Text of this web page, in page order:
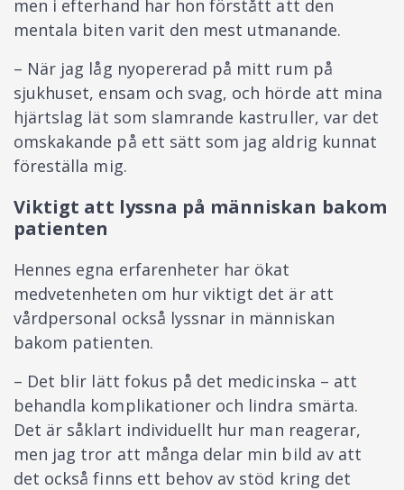
men i efterhand har hon förstått att den
mentala biten varit den mest utmanande.
– När jag låg nyopererad på mitt rum på
sjukhuset, ensam och svag, och hörde att mina
hjärtslag lät som slamrande kastruller, var det
omskakande på ett sätt som jag aldrig kunnat
föreställa mig.
Viktigt att lyssna på människan bakom
patienten
Hennes egna erfarenheter har ökat
medvetenheten om hur viktigt det är att
vårdpersonal också lyssnar in människan
bakom patienten.
– Det blir lätt fokus på det medicinska – att
behandla komplikationer och lindra smärta.
Det är såklart individuellt hur man reagerar,
men jag tror att många delar min bild av att
det också finns ett behov av stöd kring det